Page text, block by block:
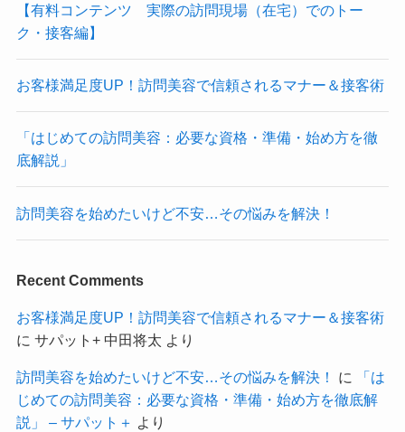
【有料コンテンツ 実際の訪問現場（在宅）でのトー
ク・接客編】
お客様満足度UP！訪問美容で信頼されるマナー＆接客術
「はじめての訪問美容：必要な資格・準備・始め方を徹
底解説」
訪問美容を始めたいけど不安…その悩みを解決！
Recent Comments
お客様満足度UP！訪問美容で信頼されるマナー＆接客術
に サパット+ 中田将太 より
訪問美容を始めたいけど不安…その悩みを解決！ に
「は
じめての訪問美容：必要な資格・準備・始め方を徹底解
説」 – サパット＋ より